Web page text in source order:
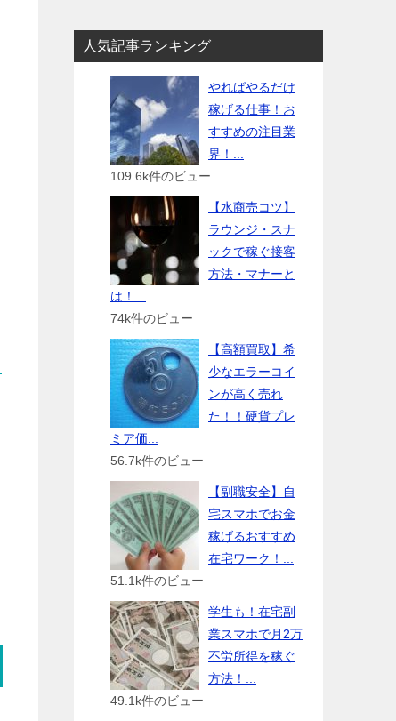
人気記事ランキング
やればやるだけ
稼げる仕事！お
すすめの注目業
界！...
109.6k件のビュー
【水商売コツ】
ラウンジ・スナ
ックで稼ぐ接客
方法・マナーと
は！...
74k件のビュー
【高額買取】希
少なエラーコイ
ンが高く売れ
た！！硬貨プレ
ミア価...
56.7k件のビュー
【副職安全】自
宅スマホでお金
稼げるおすすめ
在宅ワーク！...
51.1k件のビュー
学生も！在宅副
業スマホで月2万
不労所得を稼ぐ
方法！...
49.1k件のビュー